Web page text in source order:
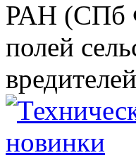
РАН (СПб
полей